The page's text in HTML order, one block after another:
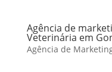
Agência de
Veterinária em
Agência de